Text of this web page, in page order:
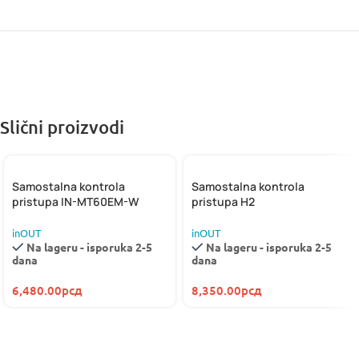
Slični proizvodi
Samostalna kontrola
pristupa IN-MT60EM-W
inOUT
Na lageru - isporuka 2-5
dana
6,480.00рсд
Samostalna kontrola
pristupa H2
inOUT
Na lageru - isporuka 2-5
dana
8,350.00рсд